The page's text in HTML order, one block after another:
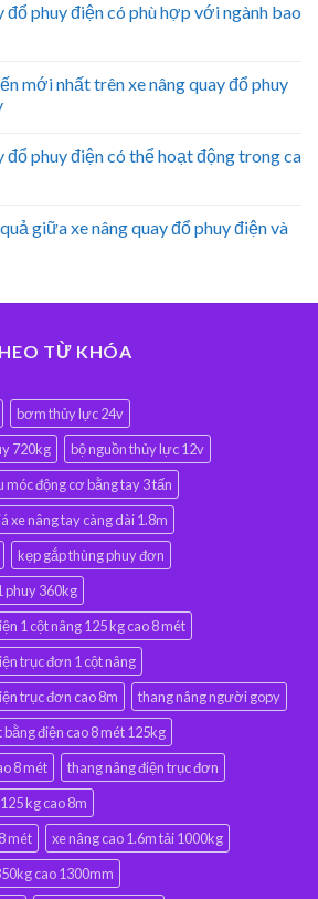
đổ phuy điện có phù hợp với ngành bao
mới nhất trên xe nâng quay đổ phuy
đổ phuy điện có thể hoạt động trong ca
giữa xe nâng quay đổ phuy điện và
TỪ KHÓA
bơm thủy lực 24v
720kg
bộ nguồn thủy lực 12v
móc động cơ bằng tay 3 tấn
xe nâng tay càng dài 1.8m
kẹp gắp thùng phuy đơn
phuy 360kg
1 cột nâng 125 kg cao 8 mét
trục đơn 1 cột nâng
trục đơn cao 8m
thang nâng người gopy
điện cao 8 mét 125kg
8 mét
thang nâng điện trục đơn
kg cao 8m
mét
xe nâng cao 1.6m tải 1000kg
cao 1300mm